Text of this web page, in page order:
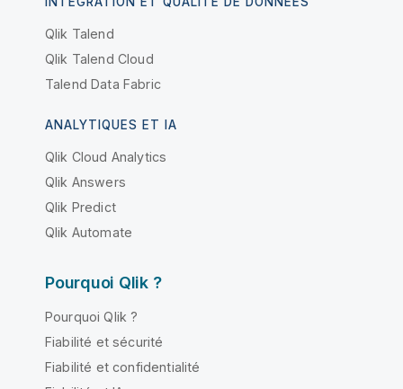
Qlik Talend
Qlik Talend Cloud
Talend Data Fabric
ANALYTIQUES ET IA
Qlik Cloud Analytics
Qlik Answers
Qlik Predict
Qlik Automate
Pourquoi Qlik ?
Pourquoi Qlik ?
Fiabilité et sécurité
Fiabilité et confidentialité